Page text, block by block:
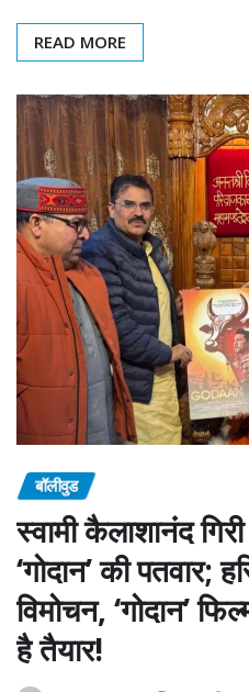
READ MORE
बॉलीवुड
स्वामी कैलाशानंद
‘गोदान’ की पतवार;
विमोचन, ‘गोदान’
है तैयार!